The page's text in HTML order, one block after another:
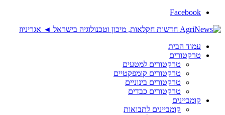
Facebook
עמוד הבית
טרקטורים
טרקטורים למטעים
טרקטורים קומפקטיים
טרקטורים בינוניים
טרקטורים כבדים
קומביינים
קומביינים לתבואות